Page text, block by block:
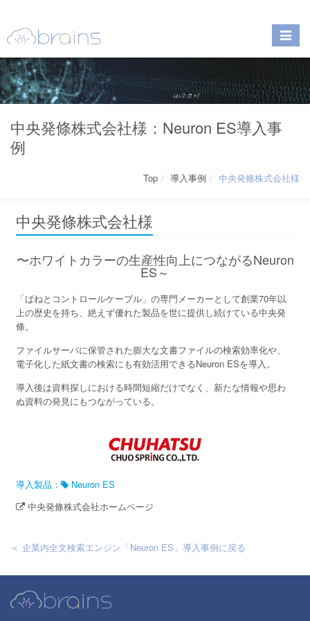
中央発條株式会社様：Neuron ES導入事
例
Top 導入事例 中央発條株式会社様
中央発條株式会社様
〜ホワイトカラーの生産性向上につながるNeuron
ES～
「ばねとコントロールケーブル」の専門メーカーとして創業70年以
上の歴史を持ち、絶えず優れた製品を世に提供し続けている中央発
條。
ファイルサーバに保管された膨大な文書ファイルの検索効率化や、
電子化した紙文書の検索にも有効活用できるNeuron ESを導入。
導入後は資料探しにおける時間短縮だけでなく、新たな情報や思わ
ぬ資料の発見にもつながっている。
導入製品：
Neuron ES
中央発條株式会社ホームページ
＜ 企業内全文検索エンジン「Neuron ES」導入事例に戻る